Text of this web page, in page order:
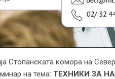
Стопанската комора на
на тема: ТЕХНИКИ ЗА